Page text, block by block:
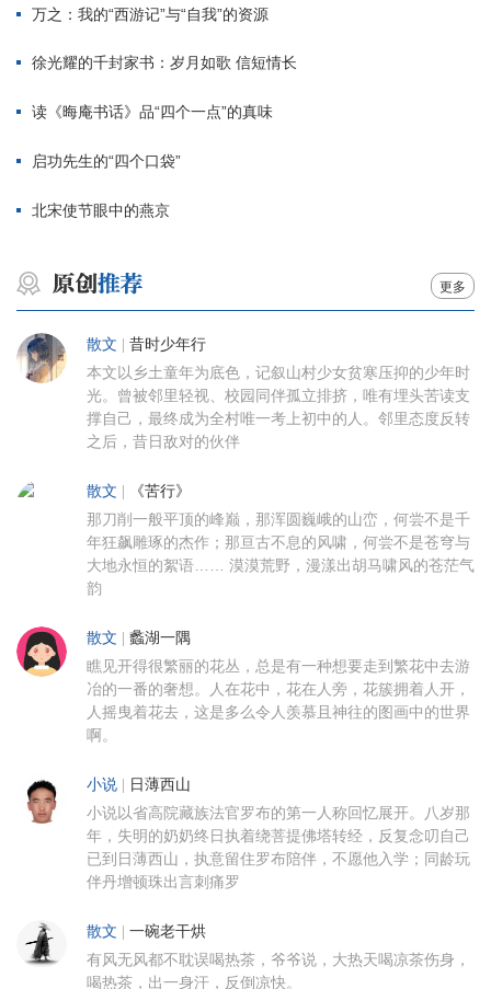
万之：我的“西游记”与“自我”的资源
徐光耀的千封家书：岁月如歌 信短情长
读《晦庵书话》品“四个一点”的真味
启功先生的“四个口袋”
北宋使节眼中的燕京
更多
散文 昔时少年行
本文以乡土童年为底色，记叙山村少女贫寒压抑的少年时
光。曾被邻里轻视、校园同伴孤立排挤，唯有埋头苦读支
撑自己，最终成为全村唯一考上初中的人。邻里态度反转
之后，昔日敌对的伙伴
散文 《苦行》
那刀削一般平顶的峰巅，那浑圆巍峨的山峦，何尝不是千
年狂飙雕琢的杰作；那亘古不息的风啸，何尝不是苍穹与
大地永恒的絮语…… 漠漠荒野，漫漾出胡马啸风的苍茫气
韵
散文 蠡湖一隅
瞧见开得很繁丽的花丛，总是有一种想要走到繁花中去游
冶的一番的奢想。人在花中，花在人旁，花簇拥着人开，
人摇曳着花去，这是多么令人羡慕且神往的图画中的世界
啊。
小说 日薄西山
小说以省高院藏族法官罗布的第一人称回忆展开。八岁那
年，失明的奶奶终日执着绕菩提佛塔转经，反复念叨自己
已到日薄西山，执意留住罗布陪伴，不愿他入学；同龄玩
伴丹增顿珠出言刺痛罗
散文 一碗老干烘
有风无风都不耽误喝热茶，爷爷说，大热天喝凉茶伤身，
喝热茶，出一身汗，反倒凉快。